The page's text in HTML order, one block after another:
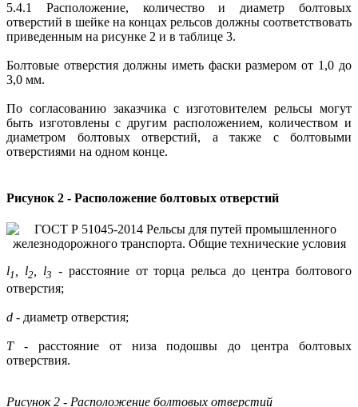
5.4.1 Расположение, количество и диаметр болтовых
отверстий в шейке на концах рельсов должны соответствовать
приведенным на рисунке 2 и в таблице 3.
Болтовые отверстия должны иметь фаски размером от 1,0 до
3,0 мм.
По согласованию заказчика с изготовителем рельсы могут
быть изготовлены с другим расположением, количеством и
диаметром болтовых отверстий, а также с болтовыми
отверстиями на одном конце.
Рисунок 2 - Расположение болтовых отверстий
l1 , l2, l3 - расстояние от торца рельса до центра болтового
отверстия;
d - диаметр отверстия;
Т- расстояние от низа подошвы до центра болтовых
отверствия.
Рисунок 2 - Расположение болтовых отверстий